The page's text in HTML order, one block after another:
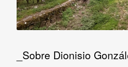
_Sobre Dionisio